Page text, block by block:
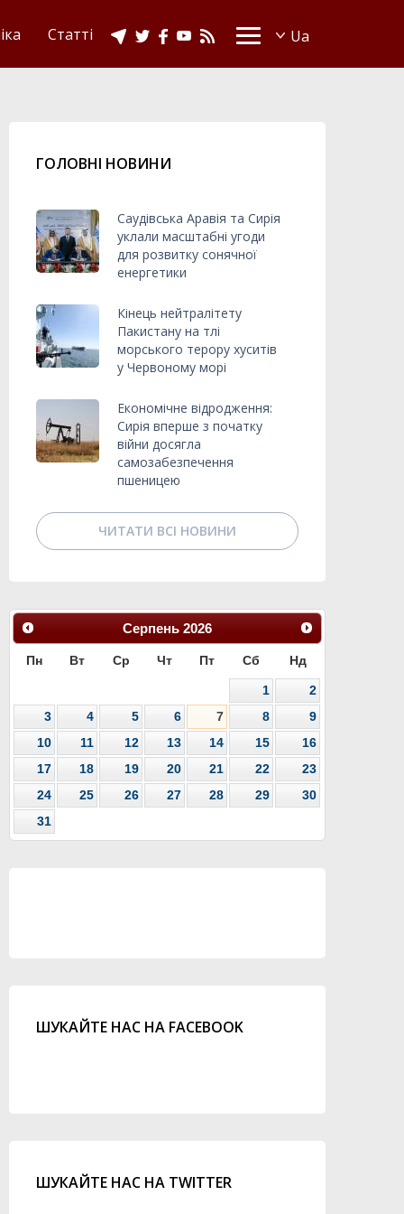
Статті
ГОЛОВНІ НОВИНИ
Саудівська Аравія та Сирія
уклали масштабні угоди
для розвитку сонячної
енергетики
Кінець нейтралітету
Пакистану на тлі
морського терору хуситів
у Червоному морі
Економічне відродження:
Сирія вперше з початку
війни досягла
самозабезпечення
пшеницею
ЧИТАТИ ВСІ НОВИНИ
Серпень 2026
Пн Вт Ср Чт Пт Сб Нд
1
2
3
4 5 6 7 8
9
10
11 12 13 14 15
16
17
18 19 20 21 22
23
24
25 26 27 28 29
30
31
ШУКАЙТЕ НАС НА FACEBOOK
ШУКАЙТЕ НАС НА TWITTER